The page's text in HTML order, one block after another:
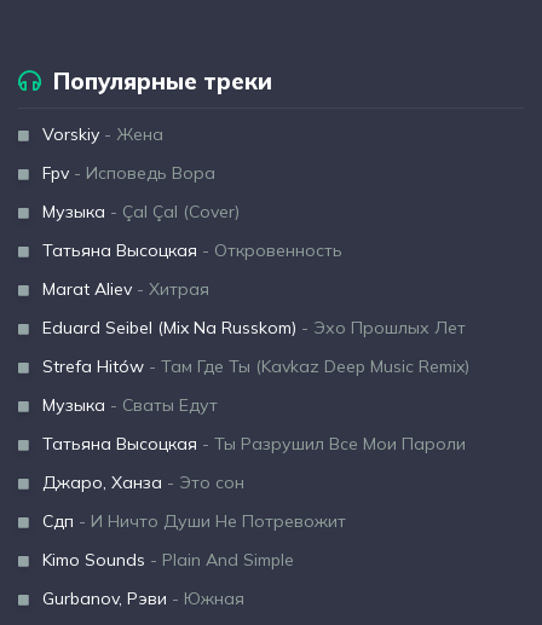
Популярные треки
Vorskiy - Жена
Fpv - Исповедь Вора
Музыка - Çal Çal (Cover)
Татьяна Высоцкая - Откровенность
Marat Aliev - Хитрая
Eduard Seibel (Mix Na Russkom) - Эхо Прошлых Лет
Strefa Hitów - Там Где Ты (Kavkaz Deep Music Remix)
Музыка - Сваты Едут
Татьяна Высоцкая - Ты Разрушил Все Мои Пароли
Джаро, Ханза - Это сон
Сдп - И Ничто Души Не Потревожит
Kimo Sounds - Plain And Simple
Gurbanov, Рэви - Южная